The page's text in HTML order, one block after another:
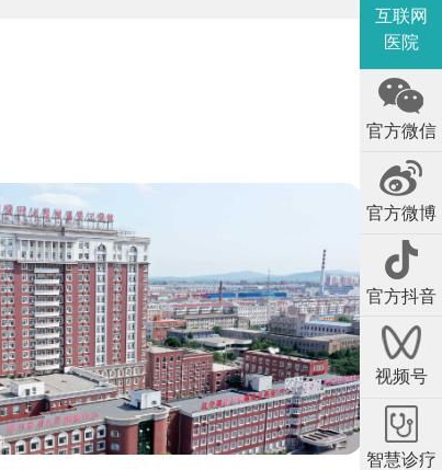
互联网
医院
官方微信
官方微博
官方抖音
视频号
智慧诊疗